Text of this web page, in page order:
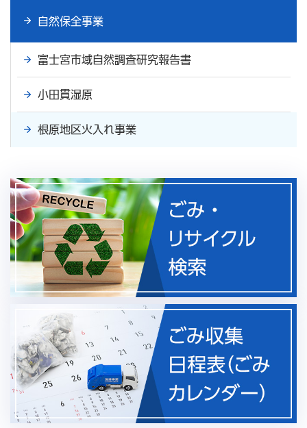
自然保全事業
富士宮市域自然調査研究報告書
小田貫湿原
根原地区火入れ事業